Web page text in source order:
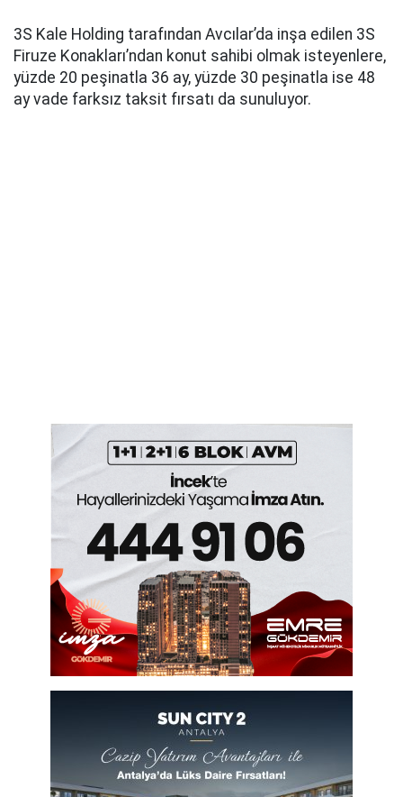
3S Kale Holding tarafından Avcılar’da inşa edilen 3S
Firuze Konakları’ndan konut sahibi olmak isteyenlere,
yüzde 20 peşinatla 36 ay, yüzde 30 peşinatla ise 48
ay vade farksız taksit fırsatı da sunuluyor.